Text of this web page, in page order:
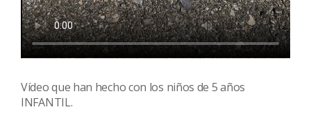
Vídeo que han hecho con los niños de 5 años
INFANTIL.